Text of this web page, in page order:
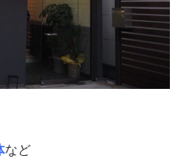
など